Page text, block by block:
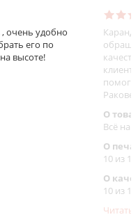
очень удобно
его по
высоте!
О
Всё на
О
10 из 10
О
10 из 10
Читать